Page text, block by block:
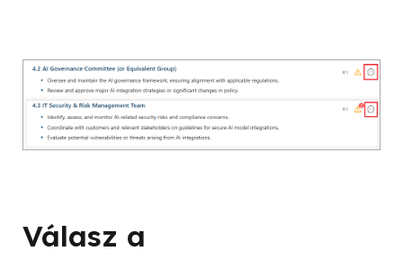
Válasz a